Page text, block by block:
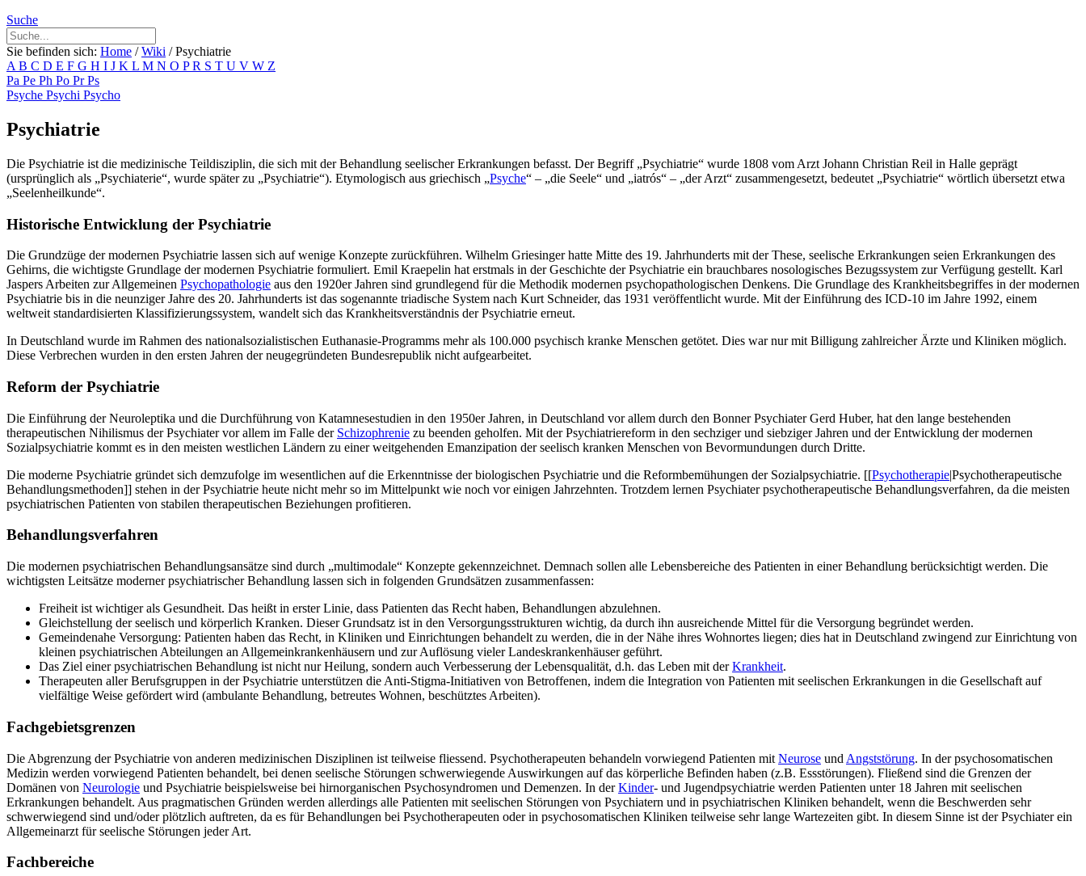
Suche
Sie befinden sich: Home / Wiki / Psychiatrie
A B C D E F G H I J K L M N O PR S T U V W Z
Pa Pe Ph Po PrPs
Psyche Psychi Psycho
Psychiatrie
Die Psychiatrie ist die medizinische Teildisziplin, die sich mit der Behandlung seelischer Erkrankungen befasst. Der Begriff „Psychiatrie“ wurde 1808 vom Arzt Johann Christian Reil in Halle geprägt
(ursprünglich als „Psychiaterie“, wurde später zu „Psychiatrie“). Etymologisch aus griechisch „Psyche“ – „die Seele“ und „iatrós“ – „der Arzt“ zusammengesetzt, bedeutet „Psychiatrie“ wörtlich übersetzt etwa
„Seelenheilkunde“.
Historische Entwicklung der Psychiatrie
Die Grundzüge der modernen Psychiatrie lassen sich auf wenige Konzepte zurückführen. Wilhelm Griesinger hatte Mitte des 19. Jahrhunderts mit der These, seelische Erkrankungen seien Erkrankungen des
Gehirns, die wichtigste Grundlage der modernen Psychiatrie formuliert. Emil Kraepelin hat erstmals in der Geschichte der Psychiatrie ein brauchbares nosologisches Bezugssystem zur Verfügung gestellt. Karl
Jaspers Arbeiten zur Allgemeinen Psychopathologie aus den 1920er Jahren sind grundlegend für die Methodik modernen psychopathologischen Denkens. Die Grundlage des Krankheitsbegriffes in der modernen
Psychiatrie bis in die neunziger Jahre des 20. Jahrhunderts ist das sogenannte triadische System nach Kurt Schneider, das 1931 veröffentlicht wurde. Mit der Einführung des ICD-10 im Jahre 1992, einem
weltweit standardisierten Klassifizierungssystem, wandelt sich das Krankheitsverständnis der Psychiatrie erneut.
In Deutschland wurde im Rahmen des nationalsozialistischen Euthanasie-Programms mehr als 100.000 psychisch kranke Menschen getötet. Dies war nur mit Billigung zahlreicher Ärzte und Kliniken möglich.
Diese Verbrechen wurden in den ersten Jahren der neugegründeten Bundesrepublik nicht aufgearbeitet.
Reform der Psychiatrie
Die Einführung der Neuroleptika und die Durchführung von Katamnesestudien in den 1950er Jahren, in Deutschland vor allem durch den Bonner Psychiater Gerd Huber, hat den lange bestehenden
therapeutischen Nihilismus der Psychiater vor allem im Falle der Schizophrenie zu beenden geholfen. Mit der Psychiatriereform in den sechziger und siebziger Jahren und der Entwicklung der modernen
Sozialpsychiatrie kommt es in den meisten westlichen Ländern zu einer weitgehenden Emanzipation der seelisch kranken Menschen von Bevormundungen durch Dritte.
Die moderne Psychiatrie gründet sich demzufolge im wesentlichen auf die Erkenntnisse der biologischen Psychiatrie und die Reformbemühungen der Sozialpsychiatrie. [[Psychotherapie|Psychotherapeutische
Behandlungsmethoden]] stehen in der Psychiatrie heute nicht mehr so im Mittelpunkt wie noch vor einigen Jahrzehnten. Trotzdem lernen Psychiater psychotherapeutische Behandlungsverfahren, da die meisten
psychiatrischen Patienten von stabilen therapeutischen Beziehungen profitieren.
Behandlungsverfahren
Die modernen psychiatrischen Behandlungsansätze sind durch „multimodale“ Konzepte gekennzeichnet. Demnach sollen alle Lebensbereiche des Patienten in einer Behandlung berücksichtigt werden. Die
wichtigsten Leitsätze moderner psychiatrischer Behandlung lassen sich in folgenden Grundsätzen zusammenfassen:
Freiheit ist wichtiger als Gesundheit. Das heißt in erster Linie, dass Patienten das Recht haben, Behandlungen abzulehnen.
Gleichstellung der seelisch und körperlich Kranken. Dieser Grundsatz ist in den Versorgungsstrukturen wichtig, da durch ihn ausreichende Mittel für die Versorgung begründet werden.
Gemeindenahe Versorgung: Patienten haben das Recht, in Kliniken und Einrichtungen behandelt zu werden, die in der Nähe ihres Wohnortes liegen; dies hat in Deutschland zwingend zur Einrichtung von
kleinen psychiatrischen Abteilungen an Allgemeinkrankenhäusern und zur Auflösung vieler Landeskrankenhäuser geführt.
Das Ziel einer psychiatrischen Behandlung ist nicht nur Heilung, sondern auch Verbesserung der Lebensqualität, d.h. das Leben mit derKrankheit.
Therapeuten aller Berufsgruppen in der Psychiatrie unterstützen die Anti-Stigma-Initiativen von Betroffenen, indem die Integration von Patienten mit seelischen Erkrankungen in die Gesellschaft auf
vielfältige Weise gefördert wird (ambulante Behandlung, betreutes Wohnen, beschütztes Arbeiten).
Fachgebietsgrenzen
Die Abgrenzung der Psychiatrie von anderen medizinischen Disziplinen ist teilweise fliessend. Psychotherapeuten behandeln vorwiegend Patienten mit Neurose und Angststörung. In der psychosomatischen
Medizin werden vorwiegend Patienten behandelt, bei denen seelische Störungen schwerwiegende Auswirkungen auf das körperliche Befinden haben (z.B. Essstörungen). Fließend sind die Grenzen der
Domänen von Neurologie und Psychiatrie beispielsweise bei hirnorganischen Psychosyndromen und Demenzen. In derKinder- und Jugendpsychiatrie werden Patienten unter 18 Jahren mit seelischen
Erkrankungen behandelt. Aus pragmatischen Gründen werden allerdings alle Patienten mit seelischen Störungen von Psychiatern und in psychiatrischen Kliniken behandelt, wenn die Beschwerden sehr
schwerwiegend sind und/oder plötzlich auftreten, da es für Behandlungen bei Psychotherapeuten oder in psychosomatischen Kliniken teilweise sehr lange Wartezeiten gibt. In diesem Sinne ist der Psychiater ein
Allgemeinarzt für seelische Störungen jeder Art.
Fachbereiche